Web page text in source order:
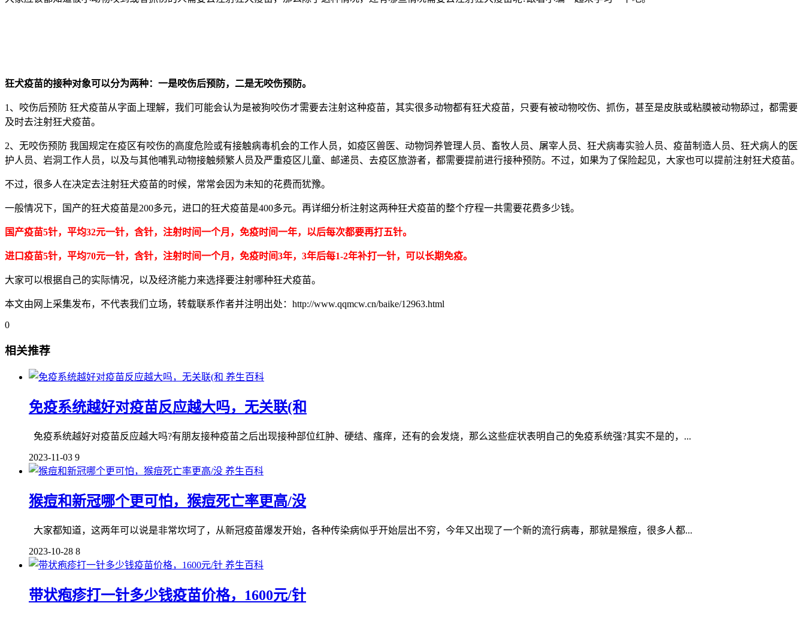
狂犬疫苗的接种对象可以分为两种：一是咬伤后预防，二是无咬伤预防。
1、咬伤后预防 狂犬疫苗从字面上理解，我们可能会认为是被狗咬伤才需要去注射这种疫苗，其实很多动物都有狂犬疫苗，只要有被动物咬伤、抓伤，甚至是皮肤或粘膜被动物舔过，都需要
及时去注射狂犬疫苗。
2、无咬伤预防 我国规定在疫区有咬伤的高度危险或有接触病毒机会的工作人员，如疫区兽医、动物饲养管理人员、畜牧人员、屠宰人员、狂犬病毒实验人员、疫苗制造人员、狂犬病人的医
护人员、岩洞工作人员，以及与其他哺乳动物接触频繁人员及严重疫区儿童、邮递员、去疫区旅游者，都需要提前进行接种预防。不过，如果为了保险起见，大家也可以提前注射狂犬疫苗。
不过，很多人在决定去注射狂犬疫苗的时候，常常会因为未知的花费而犹豫。
一般情况下，国产的狂犬疫苗是200多元，进口的狂犬疫苗是400多元。再详细分析注射这两种狂犬疫苗的整个疗程一共需要花费多少钱。
国产疫苗5针，平均32元一针，含针，注射时间一个月，免疫时间一年，以后每次都要再打五针。
进口疫苗5针，平均70元一针，含针，注射时间一个月，免疫时间3年，3年后每1-2年补打一针，可以长期免疫。
大家可以根据自己的实际情况，以及经济能力来选择要注射哪种狂犬疫苗。
本文由网上采集发布，不代表我们立场，转载联系作者并注明出处：http://www.qqmcw.cn/baike/12963.html
0
相关推荐
养生百科
免疫系统越好对疫苗反应越大吗，无关联(和
免疫系统越好对疫苗反应越大吗?有朋友接种疫苗之后出现接种部位红肿、硬结、瘙痒，还有的会发烧，那么这些症状表明自己的免疫系统强?其实不是的，...
2023-11-03 9
养生百科
猴痘和新冠哪个更可怕，猴痘死亡率更高/没
大家都知道，这两年可以说是非常坎坷了，从新冠疫苗爆发开始，各种传染病似乎开始层出不穷，今年又出现了一个新的流行病毒，那就是猴痘，很多人都...
2023-10-28 8
养生百科
带状疱疹打一针多少钱疫苗价格，1600元/针